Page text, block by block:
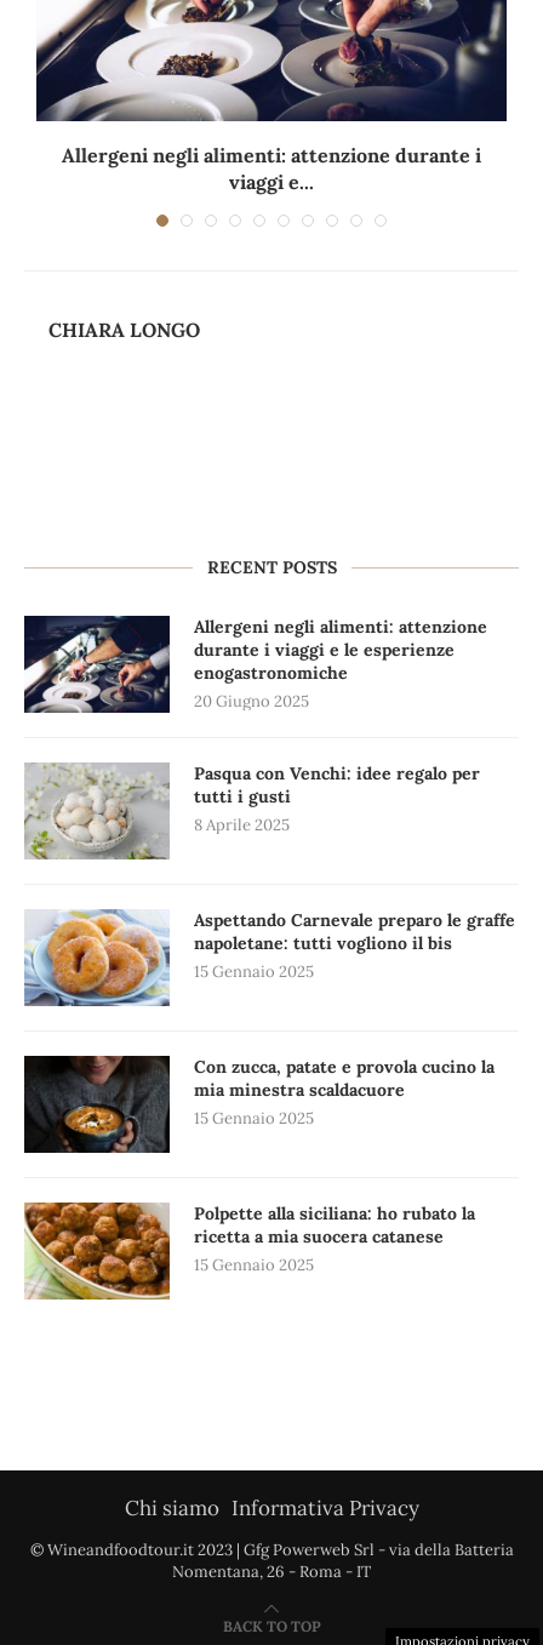
Allergeni negli alimenti: attenzione durante i
viaggi e...
CHIARA LONGO
RECENT POSTS
Allergeni negli alimenti: attenzione
durante i viaggi e le esperienze
enogastronomiche
20 Giugno 2025
Pasqua con Venchi: idee regalo per
tutti i gusti
8 Aprile 2025
Aspettando Carnevale preparo le graffe
napoletane: tutti vogliono il bis
15 Gennaio 2025
Con zucca, patate e provola cucino la
mia minestra scaldacuore
15 Gennaio 2025
Polpette alla siciliana: ho rubato la
ricetta a mia suocera catanese
15 Gennaio 2025
Chi siamo Informativa Privacy
© Wineandfoodtour.it 2023 | Gfg Powerweb Srl - via della Batteria
Nomentana, 26 - Roma - IT
BACK TO TOP
Impostazioni privacy